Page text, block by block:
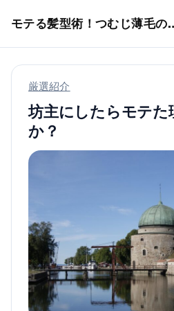
モテる髪型術
厳選紹介
坊主にしたらモテた
か？